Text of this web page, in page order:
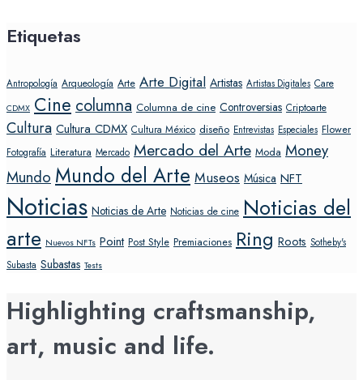
Etiquetas
Antropología Arqueología Arte Arte Digital Artistas Artistas Digitales Care
CDMX Cine columna Columna de cine Controversias Criptoarte
Cultura Cultura CDMX Cultura México diseño Entrevistas Especiales Flower
Fotografía Literatura Mercado Mercado del Arte Moda Money
Mundo Mundo del Arte Museos Música NFT
Noticias Noticias de Arte Noticias de cine Noticias del
arte Nuevos NFTs Point Post Style Premiaciones Ring Roots Sotheby's
Subasta Subastas Tests
Highlighting craftsmanship,
art, music and life.